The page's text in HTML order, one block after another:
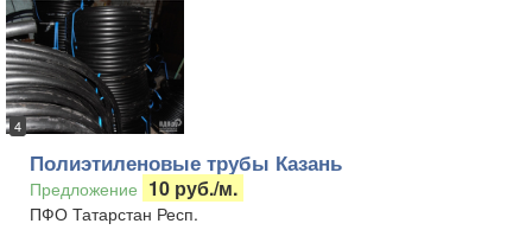
4
Полиэтиленовые трубы Казань
Предложение 10 руб./м.
ПФО Татарстан Респ.